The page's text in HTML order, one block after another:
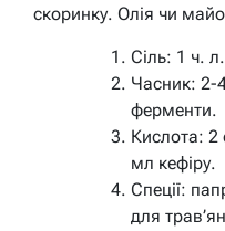
скоринку. Олія чи
Сіль: 1 ч.
Часник: 2-
ферменти.
Кислота: 2
мл кефіру.
Спеції:
для